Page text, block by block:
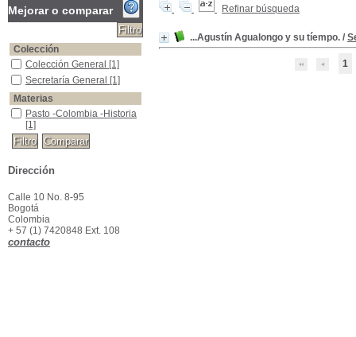
Refinar búsqueda
...Agustín Agualongo y su tíempo. /
1
Mejorar o comparar
Colección
Colección General
Colección General [1]
Secretaría General
Secretaría General [1]
Materias
Pasto -Colombia -Historia
Pasto -Colombia -Historia
[1]
Dirección
Calle 10 No. 8-95
Bogotá
Colombia
+ 57 (1) 7420848 Ext. 108
contacto